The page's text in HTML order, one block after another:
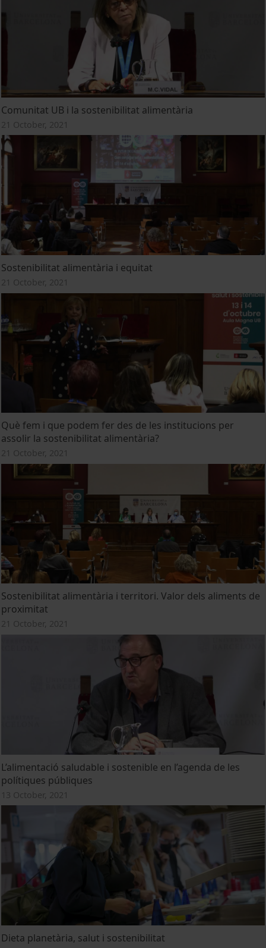
Comunitat UB i la sostenibilitat alimentària
21 October, 2021
Sostenibilitat alimentària i equitat
21 October, 2021
Què fem i que podem fer des de les institucions per
assolir la sostenibilitat alimentària?
21 October, 2021
Sostenibilitat alimentària i territori. Valor dels aliments de
proximitat
21 October, 2021
L’alimentació saludable i sostenible en l’agenda de les
polítiques públiques
13 October, 2021
Dieta planetària, salut i sostenibilitat